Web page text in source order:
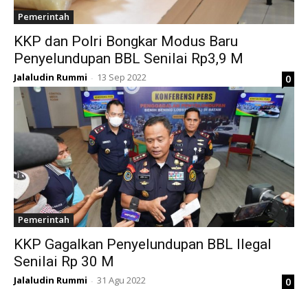
Pemerintah
KKP dan Polri Bongkar Modus Baru
Penyelundupan BBL Senilai Rp3,9 M
Jalaludin Rummi - 13 Sep 2022 0
Pemerintah
KKP Gagalkan Penyelundupan BBL Ilegal
Senilai Rp 30 M
Jalaludin Rummi - 31 Agu 2022 0